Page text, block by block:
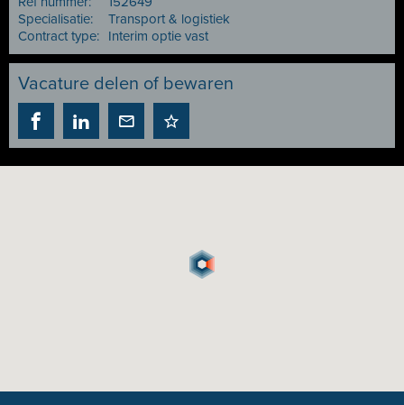
Specialisatie:
Transport & logistiek
Contract type:
Interim optie vast
Vacature delen of bewaren